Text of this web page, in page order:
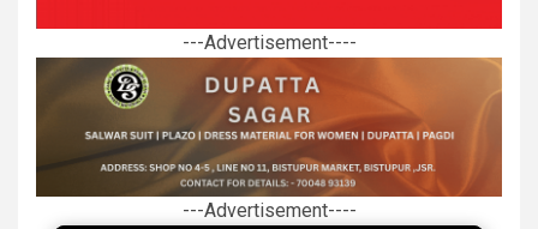
---Advertisement----
---Advertisement----